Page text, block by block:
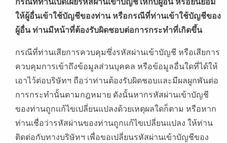
ให้ผู้อื่นเข้าใช้บัญชีของท่าน หรือกรณีที่ท่านเข้าใช้บัญชีของ
ผู้อื่นท่านมีหน้าที่ต้องรับผิดชอบต่อการกระทำที่เกิดขึ้น
กรณีที่ท่านเสียการควบคุมซึ่งรหัสผ่านเข้าบัญชี หรือเสียการ
ควบคุมการเข้าถึงข้อมูลส่วนบุคคล หรือข้อมูลอื่นใดที่ได้ให้
เอาไว้ต่อบริษัทฯ ถือว่าท่านต้องรับผิดชอบและมีผลผูกพันต่อ
การกระทำนั้นตามกฎหมาย ดังนั้นหากรหัสผ่านเข้าบัญชี
ของท่านถูกแก้ไขเปลี่ยนแปลงด้วยเหตุผลใดก็ตาม หรือหาก
ท่านเชื่อว่ารหัสผ่านของท่านถูกแก้ไขเปลี่ยนแปลง ให้ท่าน
ติดต่อกับทางบริษัทฯ เพื่อขอเปลี่ยนรหัสผ่านเข้าบัญชีของ